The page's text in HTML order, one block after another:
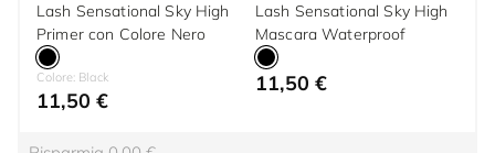
Lash Sensational Sky High
Primer con Colore Nero
Colore: Black
11,50 €
Lash Sensational Sky High
Mascara Waterproof
11,50 €